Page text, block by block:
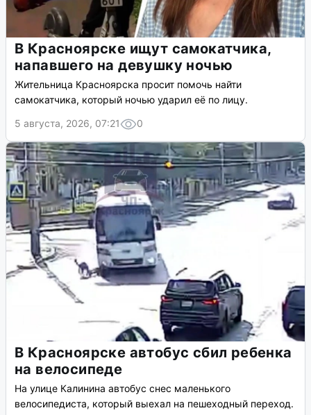
В Красноярске ищут самокатчика,
напавшего на девушку ночью
Жительница Красноярска просит помочь найти
самокатчика, который ночью ударил её по лицу.
5 августа, 2026, 07:21
0
В Красноярске автобус сбил ребенка
на велосипеде
На улице Калинина автобус снес маленького
велосипедиста, который выехал на пешеходный переход.